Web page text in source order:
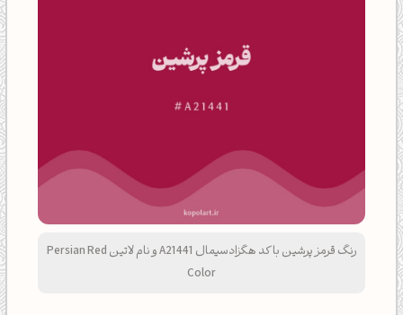
رنگ قرمز پرشین با کد هگزادسیمال A21441 و نام لاتین Persian Red
Color